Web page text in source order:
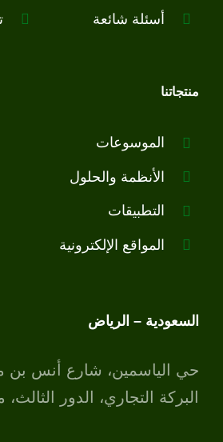
أسئلة شائعة
منتجاتنا
الموسوعات
الأنظمة والحلول
التطبيقات
المواقع الإلكترونية
السعودية – الرياض
حي الياسمين، شارع أنس بن
البركة التجاري، الدور الثالث،